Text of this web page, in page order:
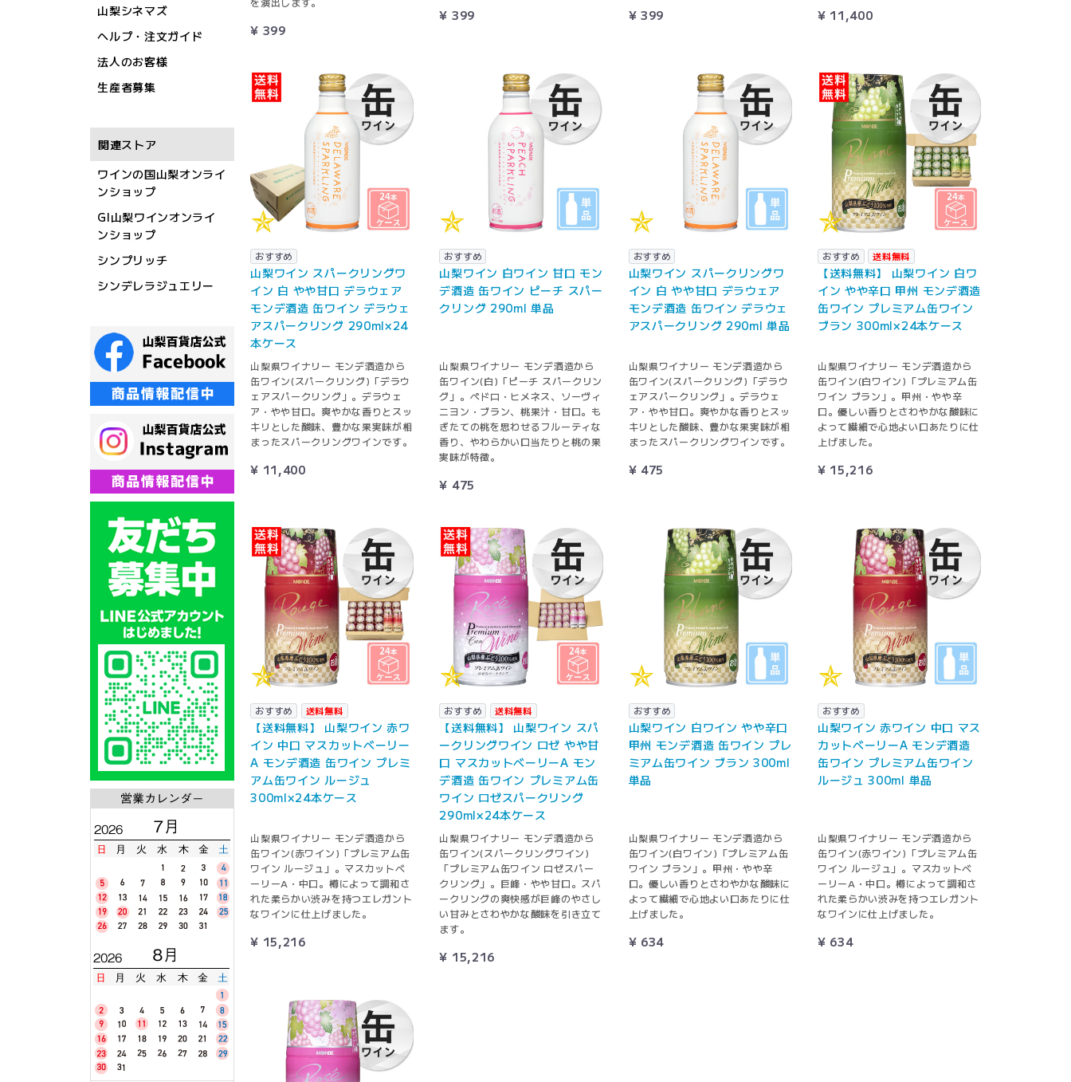
山梨シネマズ
ヘルプ・注文ガイド
法人のお客様
生産者募集
関連ストア
ワインの国山梨オンライ
ンショップ
GI山梨ワインオンライ
ンショップ
シンプリッチ
シンデレラジュエリー
¥ 399
¥ 399 ¥ 399 ¥ 11,400
おすすめ
山梨ワイン スパークリングワ
イン 白 やや甘口 デラウェア
モンデ酒造 缶ワイン デラウェ
アスパークリング 290ml×24
本ケース
山梨県ワイナリー モンデ酒造から
缶ワイン(スパークリング)「デラウ
ェアスパークリング」。デラウェ
ア・やや甘口。爽やかな香りとスッ
キリとした酸味、豊かな果実味が相
まったスパークリングワインです。
¥ 11,400
おすすめ
山梨ワイン 白ワイン 甘口 モン
デ酒造 缶ワイン ピーチ スパー
クリング 290ml 単品
山梨県ワイナリー モンデ酒造から
缶ワイン(白)「ピーチ スパークリン
グ」。ペドロ・ヒメネス、ソーヴィ
ニヨン・ブラン、桃果汁・甘口。も
ぎたての桃を思わせるフルーティな
香り、やわらかい口当たりと桃の果
実味が特徴。
¥ 475
おすすめ
山梨ワイン スパークリングワ
イン 白 やや甘口 デラウェア
モンデ酒造 缶ワイン デラウェ
アスパークリング 290ml 単品
山梨県ワイナリー モンデ酒造から
缶ワイン(スパークリング)「デラウ
ェアスパークリング」。デラウェ
ア・やや甘口。爽やかな香りとスッ
キリとした酸味、豊かな果実味が相
まったスパークリングワインです。
¥ 475
おすすめ 送料無料
【送料無料】 山梨ワイン 白ワ
イン やや辛口 甲州 モンデ酒造
缶ワイン プレミアム缶ワイン
ブラン 300ml×24本ケース
山梨県ワイナリー モンデ酒造から
缶ワイン(白ワイン)「プレミアム缶
ワイン ブラン」。甲州・やや辛
口。優しい香りとさわやかな酸味に
よって繊細で心地よい口あたりに仕
上げました。
¥ 15,216
おすすめ 送料無料
【送料無料】 山梨ワイン 赤ワ
イン 中口 マスカットベーリー
A モンデ酒造 缶ワイン プレミ
アム缶ワイン ルージュ
300ml×24本ケース
山梨県ワイナリー モンデ酒造から
缶ワイン(赤ワイン)「プレミアム缶
ワイン ルージュ」。マスカットベ
ーリーA・中口。樽によって調和さ
れた柔らかい渋みを持つエレガント
なワインに仕上げました。
¥ 15,216
おすすめ 送料無料
【送料無料】 山梨ワイン スパ
ークリングワイン ロゼ やや甘
口 マスカットベーリーA モン
デ酒造 缶ワイン プレミアム缶
ワイン ロゼスパークリング
290ml×24本ケース
山梨県ワイナリー モンデ酒造から
缶ワイン(スパークリングワイン)
「プレミアム缶ワイン ロゼスパー
クリング」。巨峰・やや甘口。スパ
ークリングの爽快感が巨峰のやさし
い甘みとさわやかな酸味を引き立て
ます。
¥ 15,216
おすすめ
山梨ワイン 白ワイン やや辛口
甲州 モンデ酒造 缶ワイン プレ
ミアム缶ワイン ブラン 300ml
単品
山梨県ワイナリー モンデ酒造から
缶ワイン(白ワイン)「プレミアム缶
ワイン ブラン」。甲州・やや辛
口。優しい香りとさわやかな酸味に
よって繊細で心地よい口あたりに仕
上げました。
¥ 634
おすすめ
山梨ワイン 赤ワイン 中口 マス
カットベーリーA モンデ酒造
缶ワイン プレミアム缶ワイン
ルージュ 300ml 単品
山梨県ワイナリー モンデ酒造から
缶ワイン(赤ワイン)「プレミアム缶
ワイン ルージュ」。マスカットベ
ーリーA・中口。樽によって調和さ
れた柔らかい渋みを持つエレガント
なワインに仕上げました。
¥ 634